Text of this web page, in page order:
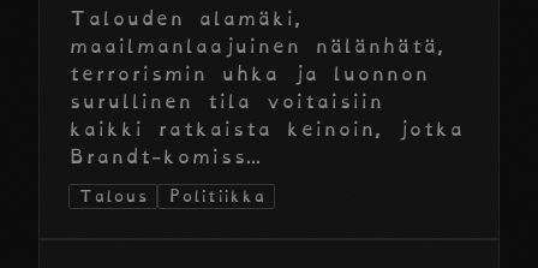
Talouden alamäki,
maailmanlaajuinen nälänhätä,
terrorismin uhka ja luonnon
surullinen tila voitaisiin
kaikki ratkaista keinoin, jotka
Brandt-komiss...
Talous Politiikka